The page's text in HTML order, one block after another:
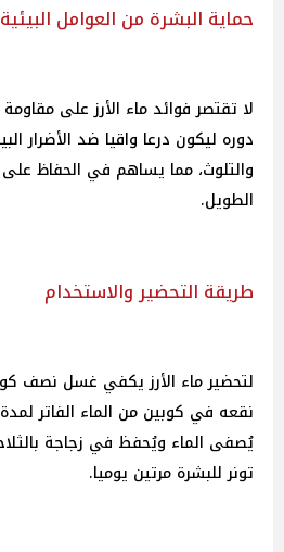
حماية البشرة من العوامل البيئية
لا تقتصر فوائد ماء الأرز على
دوره ليكون درعا واقيا ضد الأضرار
والتلوث، مما يساهم في الحفاظ
الطويل.
طريقة التحضير والاستخدام
لتحضير ماء الأرز يكفي غسل نصف
نقعه في كوبين من الماء الفاتر
يُصفى الماء ويُحفظ في زجاجة
تونر للبشرة مرتين يوميا.